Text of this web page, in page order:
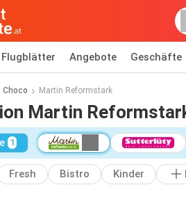
Flugblätter Angebote Geschäfte
Choco Martin Reformstark
Martin
1
Fresh Bistro Kinder